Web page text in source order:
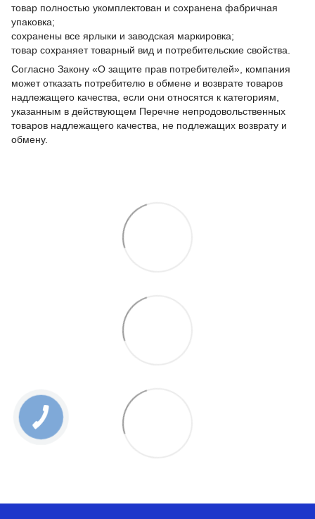
товар полностью укомплектован и сохранена фабричная
упаковка;
сохранены все ярлыки и заводская маркировка;
товар сохраняет товарный вид и потребительские свойства.
Согласно Закону «О защите прав потребителей», компания
может отказать потребителю в обмене и возврате товаров
надлежащего качества, если они относятся к категориям,
указанным в действующем Перечне непродовольственных
товаров надлежащего качества, не подлежащих возврату и
обмену.